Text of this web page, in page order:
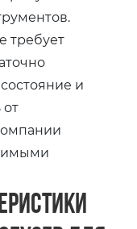
требует
и